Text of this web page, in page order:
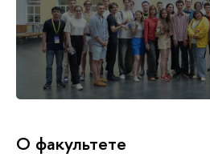
О факультете